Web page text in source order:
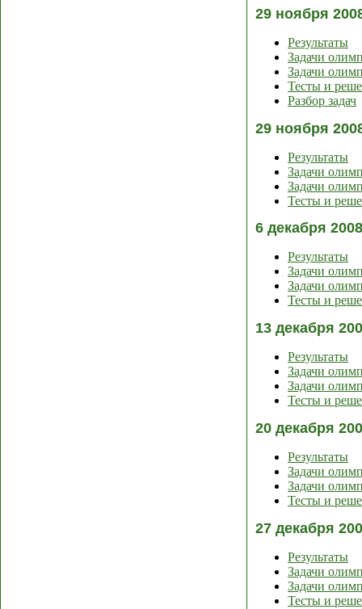
29 ноября
Результаты
Задачи
Задачи
Тесты и
Разбор задач
29 ноября
Результаты
Задачи
Задачи
Тесты и
6 декабря
Результаты
Задачи
Задачи
Тесты и
13 декабря
Результаты
Задачи
Задачи
Тесты и
20 декабря
Результаты
Задачи
Задачи
Тесты и
27 декабря
Результаты
Задачи
Задачи
Тесты и